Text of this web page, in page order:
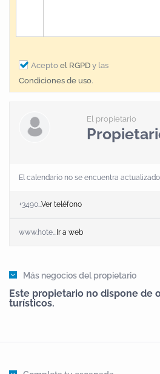
Acepto el RGPD y las
Condiciones de uso.
El propietario
El calendario no se encuentra
+3490...Ver teléfono
www.hote... Ir a web
Más negocios del propietario
Este propietario no dispone de
turísticos.